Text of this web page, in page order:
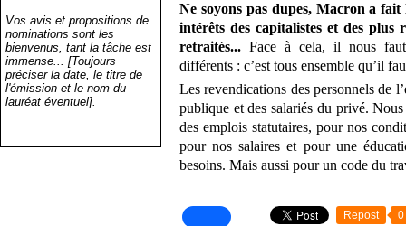
Vos avis et propositions de
nominations sont les
bienvenus, tant la tâche est
immense... [Toujours
préciser la date, le titre de
l'émission et le nom du
lauréat éventuel].
Ne soyons pas dupes, Macron a
intérêts des capitalistes et des plus
retraités...Face à cela, il nous
différents : c’est tous ensemble qu’il
Les revendications des personnels de
publique et des salariés du privé.
des emplois statutaires, pour nos
pour nos salaires et pour une
besoins. Mais aussi pour un code du
Repost 0